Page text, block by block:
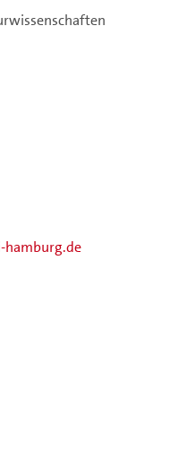
hamburg.de